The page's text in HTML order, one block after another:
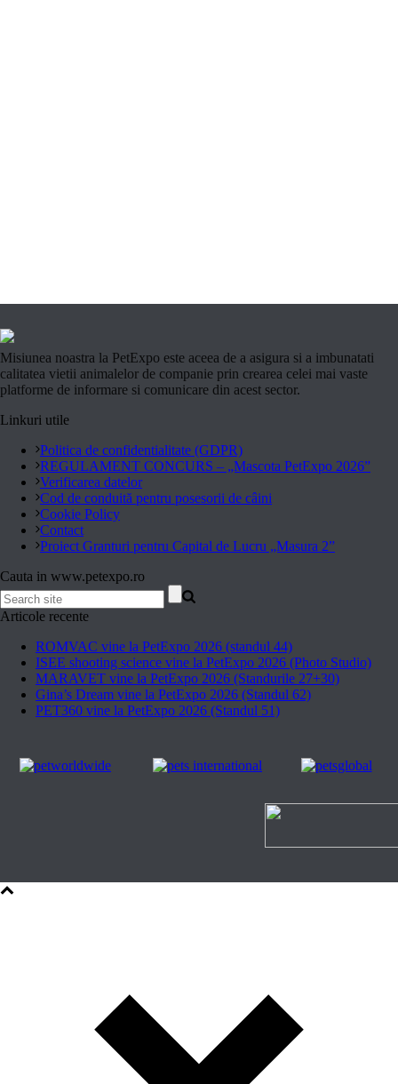
Misiunea noastra la PetExpo este aceea de a asigura si a imbunatati
calitatea vietii animalelor de companie prin crearea celei mai vaste
platforme de informare si comunicare din acest sector.
Linkuri utile
Politica de confidentialitate (GDPR)
REGULAMENT CONCURS – „Mascota PetExpo 2026”
Verificarea datelor
Cod de conduită pentru posesorii de câini
Cookie Policy
Contact
Proiect Granturi pentru Capital de Lucru „Masura 2”
Cauta in www.petexpo.ro
Articole recente
ROMVAC vine la PetExpo 2026 (standul 44)
ISEE shooting science vine la PetExpo 2026 (Photo Studio)
MARAVET vine la PetExpo 2026 (Standurile 27+30)
Gina’s Dream vine la PetExpo 2026 (Standul 62)
PET360 vine la PetExpo 2026 (Standul 51)